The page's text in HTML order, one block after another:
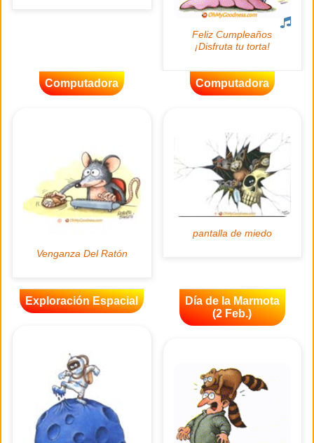
Computadora Computadora
Exploración Espacial
Día de la Marmota
(2 Feb.)